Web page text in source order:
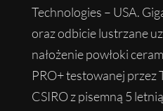
Technologies – USA.
oraz odbicie lustrzane
nałożenie powłoki
PRO+ testowanej przez
CSIRO z pisemną 5